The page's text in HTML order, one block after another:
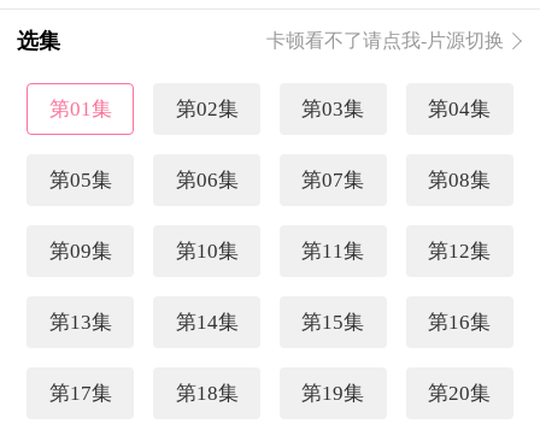
藏自身力量，不为人知地介入故
这种设定的席德，为了击溃妄想
选集 卡顿看不了请点我-片源切换
第01集 第02集 第03集 第04集
第05集 第06集 第07集 第08集
第09集 第10集 第11集 第12集
第13集 第14集 第15集 第16集
第17集 第18集 第19集 第20集